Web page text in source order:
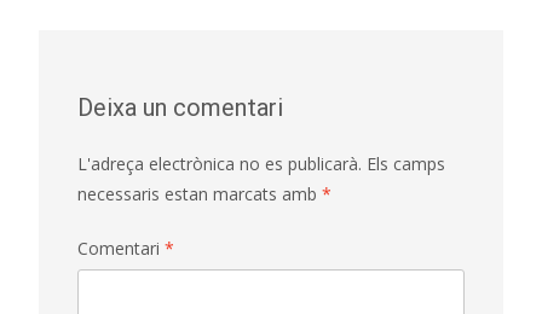
Deixa un comentari
L'adreça electrònica no es publicarà. Els camps
necessaris estan marcats amb *
Comentari *